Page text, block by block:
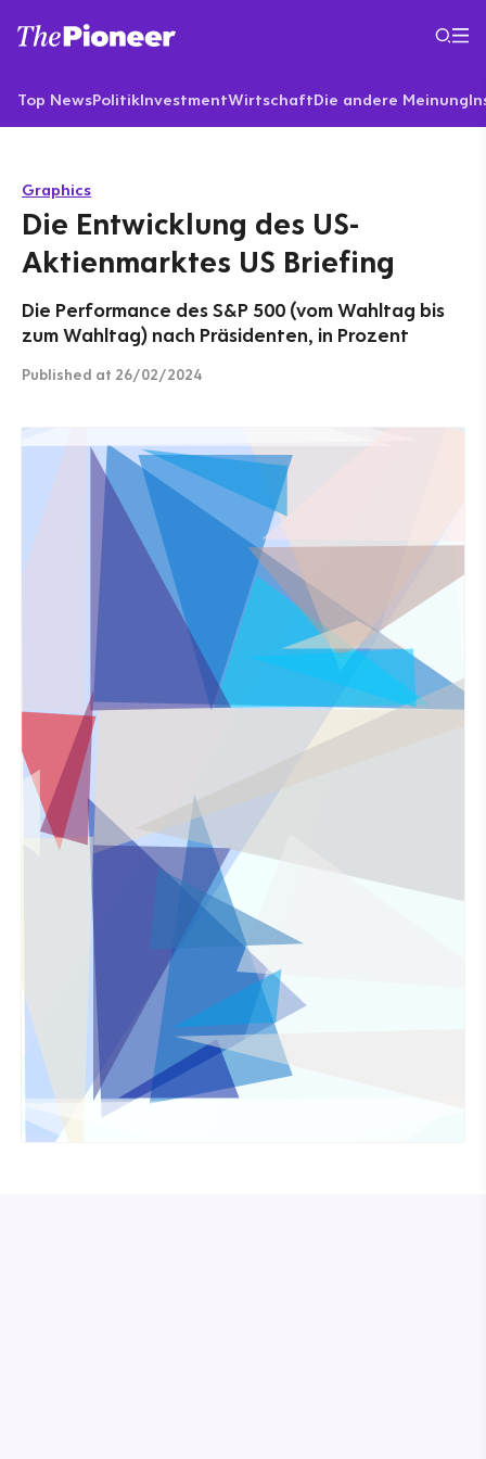
Top NewsPolitikInvestmentWirtschaftDie andere Meinung
Graphics
Die Entwicklung des US-
Aktienmarktes US Briefing
Die Performance des S&P 500 (vom Wahltag bis
zum Wahltag) nach Präsidenten, in Prozent
Published at 26/02/2024